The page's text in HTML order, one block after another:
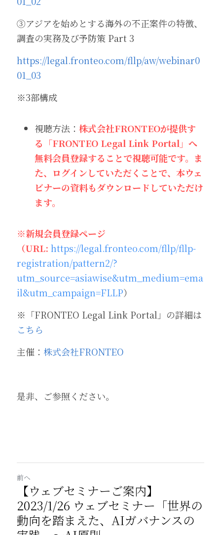
③アジアを始めとする海外の不正案件の特徴、
調査の実務及び予防策 Part 3
https://legal.fronteo.com/fllp/aw/webinar0
01_03
※3部構成
視聴方法： 株式会社FRONTEOが提供す
る「FRONTEO Legal Link Portal」へ
無料会員登録することで視聴可能です。ま
た、ログインしていただくことで、本ウェ
ビナーの資料もダウンロードしていただけ
ます。
※新規会員登録ページ
（URL: https://legal.fronteo.com/fllp/fllp-
registration/pattern2/?
utm_source=asiawise&utm_medium=ema
il&utm_campaign=FLLP）
※「FRONTEO Legal Link Portal」の詳細は
こちら
主催： 株式会社FRONTEO
是非、ご参照ください。
前へ
【ウェブセミナーご案内】
2023/1/26 ウェブセミナー「世界の
動向を踏まえた、AIガバナンスの